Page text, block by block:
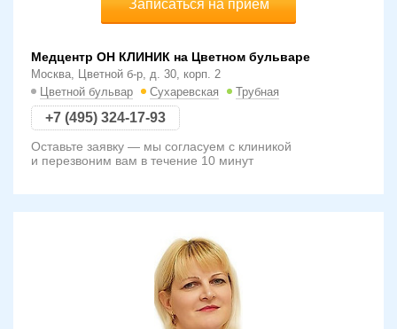
Записаться на прием
Медцентр ОН КЛИНИК на Цветном бульваре
Москва, Цветной б-р, д. 30, корп. 2
Цветной бульвар
Сухаревская Трубная
+7 (495) 324-17-93
Оставьте заявку — мы согласуем с клиникой
и перезвоним вам в течение 10 минут